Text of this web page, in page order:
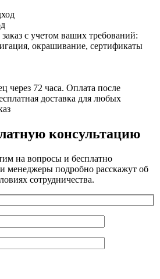
с учетом ваших требований:
окрашивание, сертификаты
через 72 часа. Оплата после
доставка для любых
консультацию
на вопросы и бесплатно
менеджеры подробно расскажут об
сотрудничества.